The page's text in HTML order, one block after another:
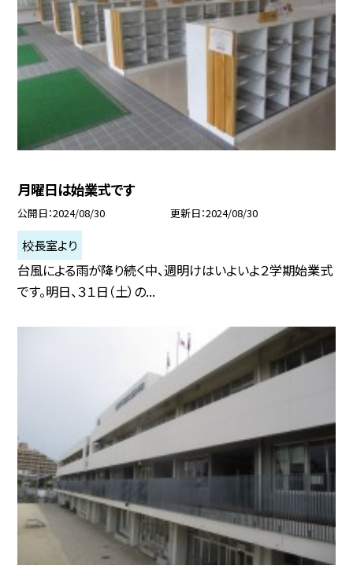
月曜日は始業式です
公開日 2024/08/30 更新日 2024/08/30
校長室より
台風による雨が降り続く中、週明けはいよいよ２学期始業式
です。明日、３１日（土）の...